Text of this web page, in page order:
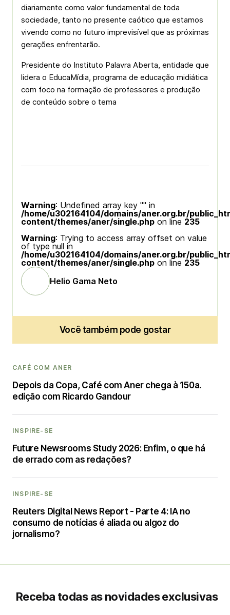
diariamente como valor fundamental de toda
sociedade, tanto no presente caótico que estamos
vivendo como no futuro imprevisível que as próximas
gerações enfrentarão.
Presidente do Instituto Palavra Aberta, entidade que
lidera o EducaMídia, programa de educação midiática
com foco na formação de professores e produção
de conteúdo sobre o tema
Warning: Undefined array key "" in
/home/u302164104/domains/aner.org.br/
content/themes/aner/single.php on line 235
Warning: Trying to access array offset on value
of type null in
/home/u302164104/domains/aner.org.br/
content/themes/aner/single.php on line 235
Helio Gama Neto
Você também pode gostar
CAFÉ COM ANER
Depois da Copa, Café com Aner chega à 150a.
edição com Ricardo Gandour
INSPIRE-SE
Future Newsrooms Study 2026: Enfim, o que há
de errado com as redações?
INSPIRE-SE
Reuters Digital News Report - Parte 4: IA no
consumo de notícias é aliada ou algoz do
jornalismo?
Receba todas as novidades exclusivas